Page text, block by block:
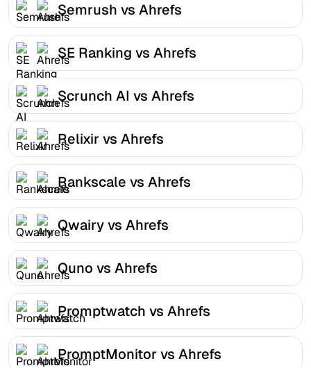
Semrush vs Ahrefs
SE Ranking vs Ahrefs
Scrunch AI vs Ahrefs
Relixir vs Ahrefs
Rankscale vs Ahrefs
Qwairy vs Ahrefs
Quno vs Ahrefs
Promptwatch vs Ahrefs
PromptMonitor vs Ahrefs